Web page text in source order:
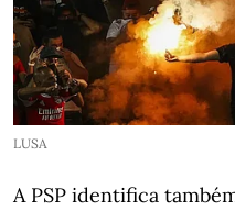
LUSA
A PSP identifica